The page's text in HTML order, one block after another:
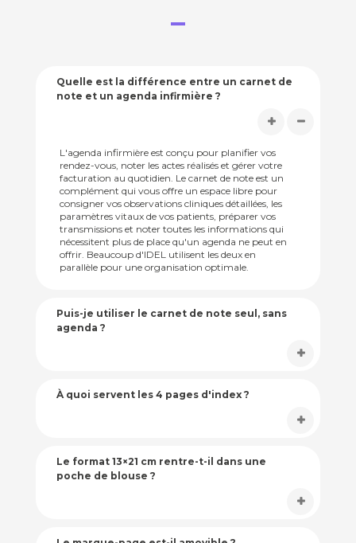
Quelle est la différence entre un carnet de
note et un agenda infirmière ?
L'agenda infirmière est conçu pour planifier vos
rendez-vous, noter les actes réalisés et gérer votre
facturation au quotidien. Le carnet de note est un
complément qui vous offre un espace libre pour
consigner vos observations cliniques détaillées, les
paramètres vitaux de vos patients, préparer vos
transmissions et noter toutes les informations qui
nécessitent plus de place qu'un agenda ne peut en
offrir. Beaucoup d'IDEL utilisent les deux en
parallèle pour une organisation optimale.
Puis-je utiliser le carnet de note seul, sans
agenda ?
À quoi servent les 4 pages d'index ?
Le format 13×21 cm rentre-t-il dans une
poche de blouse ?